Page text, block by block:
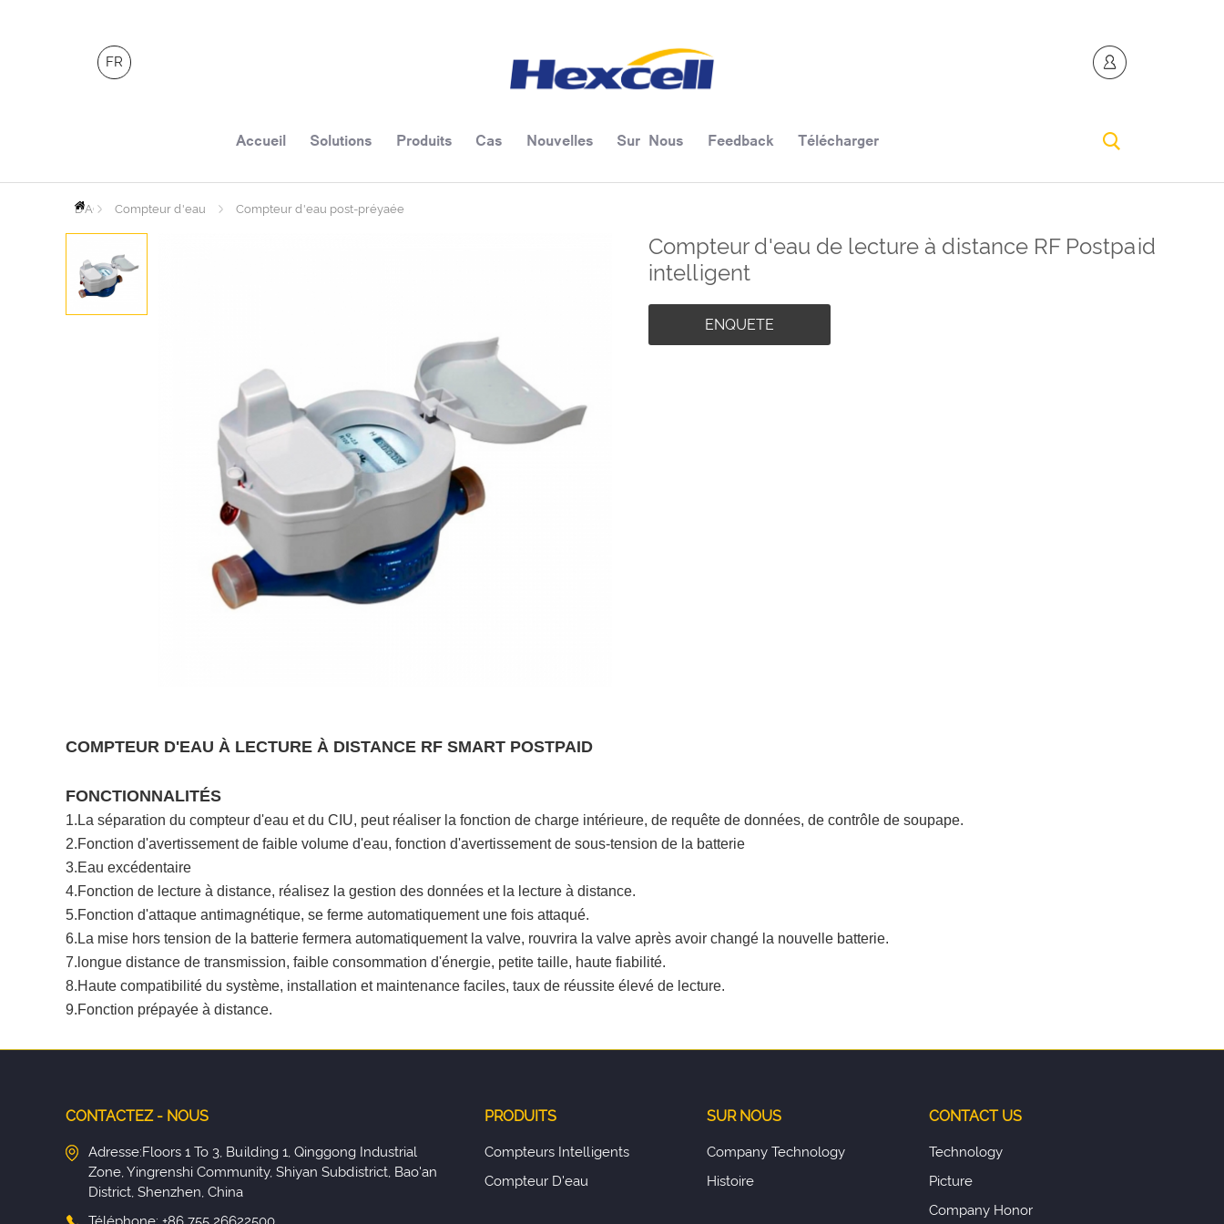
FR
Accueil Solutions Produits Cas Nouvelles Sur Nous Feedback Télécharger
PAGE
D'ACCUEILCompteur d'eau Compteur d'eau post-préyaée
Compteur d'eau de lecture à distance RF Postpaid
intelligent
ENQUETE
COMPTEUR D'EAU À LECTURE À DISTANCE RF SMART POSTPAID
FONCTIONNALITÉS
1.La séparation du compteur d'eau et du CIU, peut réaliser la fonction de charge intérieure, de requête de données, de contrôle de soupape.
2.Fonction d'avertissement de faible volume d'eau, fonction d'avertissement de sous-tension de la batterie
3.Eau excédentaire
4.Fonction de lecture à distance, réalisez la gestion des données et la lecture à distance.
5.Fonction d'attaque antimagnétique, se ferme automatiquement une fois attaqué.
6.La mise hors tension de la batterie fermera automatiquement la valve, rouvrira la valve après avoir changé la nouvelle batterie.
7.longue distance de transmission, faible consommation d'énergie, petite taille, haute fiabilité.
8.Haute compatibilité du système, installation et maintenance faciles, taux de réussite élevé de lecture.
9.Fonction prépayée à distance.
CONTACTEZ - NOUS
Adresse:Floors 1 To 3, Building 1, Qinggong Industrial
Zone, Yingrenshi Community, Shiyan Subdistrict, Bao'an
District, Shenzhen, China
PRODUITS
Compteurs Intelligents
Compteur D'eau
SUR NOUS
Company Technology
Histoire
CONTACT US
Technology
Picture
Company Honor